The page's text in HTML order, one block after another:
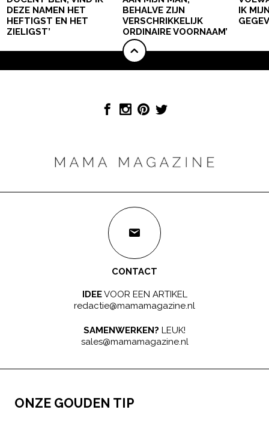
DEZE NAMEN HET
HEFTIGST EN HET
ZIELIGST’
BEHALVE ZIJN
VERSCHRIKKELIJK
ORDINAIRE VOORNAAM’
IK
CONTACT
IDEEVOOR EEN ARTIKEL
redactie@mamamagazine.nl
SAMENWERKEN? LEUK!
sales@mamamagazine.nl
ONZE GOUDEN TIP